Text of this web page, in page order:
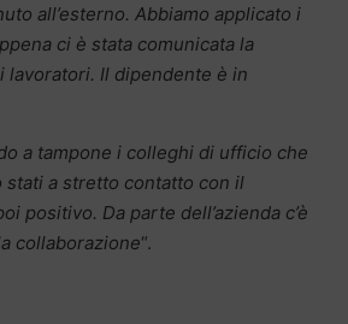
all’esterno. Abbiamo applicato i
ci è stata comunicata la
lavoratori. Il dipendente è in
a tampone i colleghi di ufficio che
stati a stretto contatto con il
positivo. Da parte dell’azienda c’è
collaborazione“.